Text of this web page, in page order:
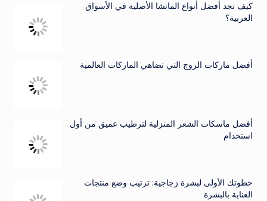
كيف تجد أفضل أنواع الماتشا الأصلية في الأسواق
العربية؟
أفضل ماركات الروج التي تضاهي الماركات العالمية
أفضل ماسكات الشعر المنزلية لترطيب عميق من أول
استخدام
خطوتك الأولى لبشرة زجاجية: ترتيب وضع منتجات
العناية بالبشرة